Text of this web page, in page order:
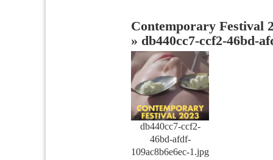
Contemporary Festival
» db440cc7-ccf2-46bd-
db440cc7-ccf2-
46bd-afdf-
109ac8b6e6ec-1.jpg